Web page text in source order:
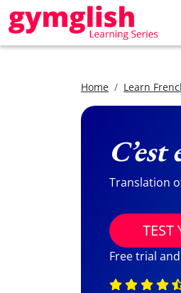
Home Learn
Translation
TEST
Free trial